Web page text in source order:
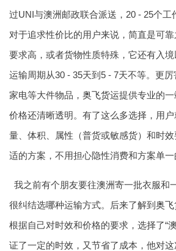
过UNI与澳洲邮政联合派送，20 - 25个工
对于追求性价比的用户来说，简直是可
要求高，或者货物性质特殊，它还有入境
运输周期从30 - 35天到5 - 7天不等。更厉
家电等大件物品， 奥飞货运提供专业的一
价格还清晰透明。有了这么多选择，用
量、体积、属性（普货或敏感货）和时
适的方案，不用担心隐性消费和方案单一
我之前有个朋友要往澳洲寄一批衣服和
很纠结选哪种运输方式。后来了解到 奥飞
根据自己对时效和价格的要求，选择了“
证了一定的时效，又节省了成本，他对